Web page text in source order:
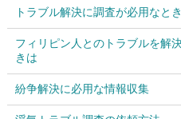
トラブル解決に調査が必用なとき
フィリピン人とのトラブルを解
きは
紛争解決に必用な情報収集